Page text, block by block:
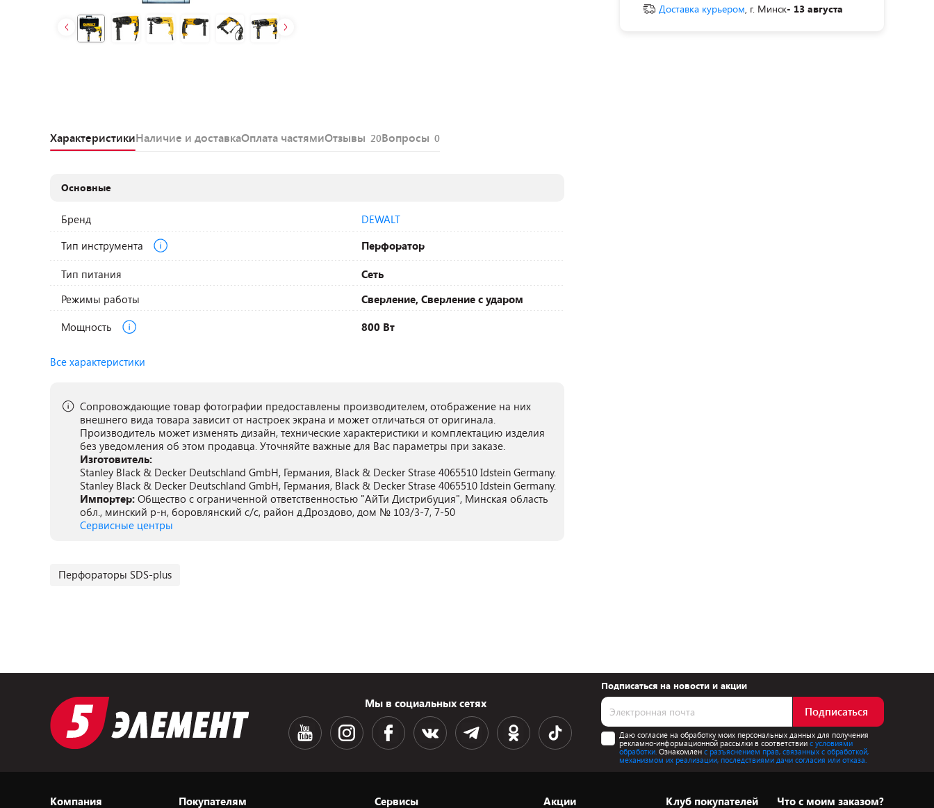
Доставка курьером, г. Минск- 13 августа
ХарактеристикиНаличие и доставкаОплата частямиОтзывы 20Вопросы 0
Основные
Бренд
DEWALT
Тип инструмента
Перфоратор
Тип питания
Сеть
Режимы работы
Сверление, Сверление с ударом
Мощность
800 Вт
Все характеристики
Сопровождающие товар фотографии предоставлены производителем, отображение на них
внешнего вида товара зависит от настроек экрана и может отличаться от оригинала.
Производитель может изменять дизайн, технические характеристики и комплектацию изделия
без уведомления об этом продавца. Уточняйте важные для Вас параметры при заказе.
Изготовитель:
Stanley Black & Decker Deutschland GmbH, Германия, Black & Decker Strase 4065510 Idstein Germany.
Stanley Black & Decker Deutschland GmbH, Германия, Black & Decker Strase 4065510 Idstein Germany.
Импортер: Общество с ограниченной ответственностью "АйТи Дистрибуция", Минская область
обл., минский р-н, боровлянский с/с, район д.Дроздово, дом № 103/3-7, 7-50
Сервисные центры
Перфораторы SDS-plus
Мы в социальных сетях
Подписаться на новости и акции
Подписаться
Даю согласие на обработку моих персональных данных для получения
рекламно-информационной рассылки в соответствиис условиями
обработки. Ознакомлен с разъяснением прав, связанных с обработкой,
механизмом их реализации, последствиями дачи согласия или отказа.
Компания Покупателям Сервисы Акции Клуб покупателей Что с моим заказом?